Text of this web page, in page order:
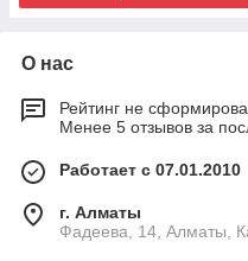
О нас
Рейтинг не
Менее 5 отзывов за
Работает с 07.01.2010
г. Алматы
Фадеева, 14, Алматы,